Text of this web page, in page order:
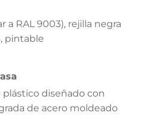
a RAL 9003), rejilla negra
pintable
diseñado con
de acero moldeado